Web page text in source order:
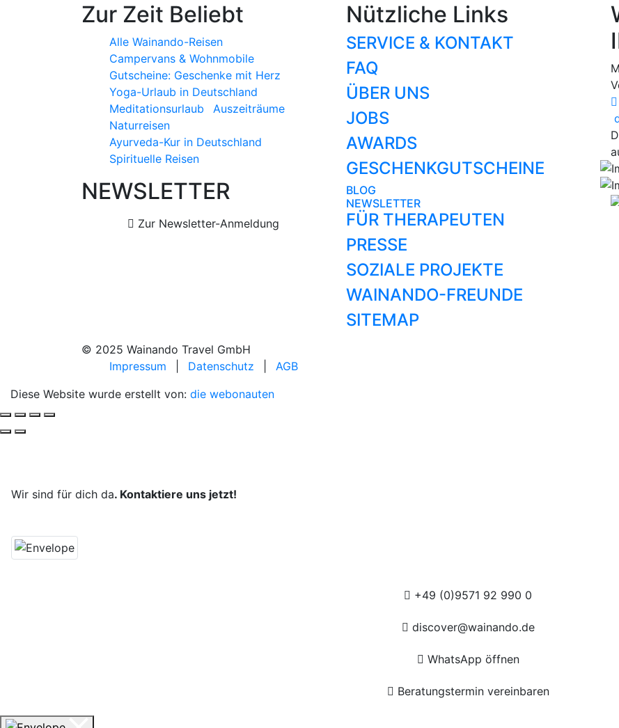
Zur Zeit Beliebt
Alle Wainando-Reisen
Campervans & Wohnmobile
Gutscheine: Geschenke mit Herz
Yoga-Urlaub in Deutschland
Meditationsurlaub
Auszeiträume
Naturreisen
Ayurveda-Kur in Deutschland
Spirituelle Reisen
NEWSLETTER
Zur Newsletter-Anmeldung
Nützliche Links
SERVICE & KONTAKT
FAQ
ÜBER UNS
JOBS
AWARDS
GESCHENKGUTSCHEINE
BLOG
NEWSLETTER
FÜR THERAPEUTEN
PRESSE
SOZIALE PROJEKTE
WAINANDO-FREUNDE
SITEMAP
© 2025 Wainando Travel GmbH
Impressum
Datenschutz
AGB
Diese Website wurde erstellt von: die webonauten
Wir sind für dich da. Kontaktiere uns jetzt!
+49 (0)9571 92 990 0
discover@wainando.de
WhatsApp öffnen
Beratungstermin vereinbaren